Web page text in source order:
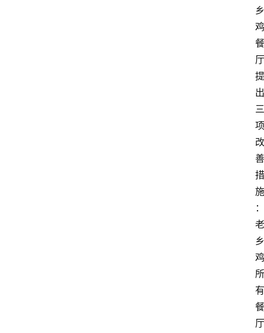
乡
鸡
餐
厅
提
出
三
项
改
善
措
施
：
老
乡
鸡
所
有
餐
厅